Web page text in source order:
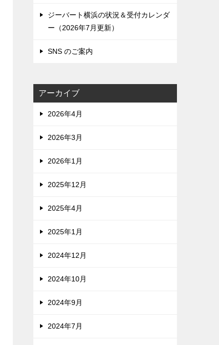
ジーバート横浜の状況＆受付カレンダ
ー（2026年7月更新）
SNS のご案内
アーカイブ
2026年4月
2026年3月
2026年1月
2025年12月
2025年4月
2025年1月
2024年12月
2024年10月
2024年9月
2024年7月